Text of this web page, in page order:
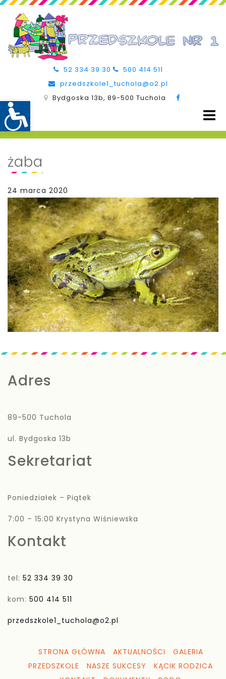
52 334 39 30
500 414 511
przedszkole1_tuchola@o2.pl
Bydgoska 13b, 89-500 Tuchola
żaba
24 marca 2020
Adres
89-500 Tuchola
ul. Bydgoska 13b
Sekretariat
Poniedziałek – Piątek
7:00 – 15:00 Krystyna Wiśniewska
Kontakt
tel: 52 334 39 30
kom: 500 414 511
przedszkole1_tuchola@o2.pl
STRONA GŁÓWNA AKTUALNOŚCI
GALERIA
PRZEDSZKOLE
NASZE SUKCESY
KĄCIK RODZICA